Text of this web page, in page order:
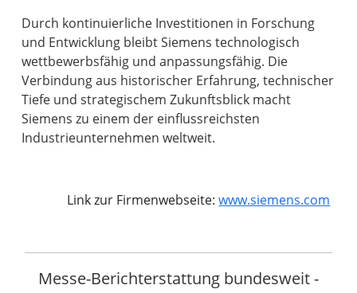
Durch kontinuierliche Investitionen in Forschung
und Entwicklung bleibt Siemens technologisch
wettbewerbsfähig und anpassungsfähig. Die
Verbindung aus historischer Erfahrung, technischer
Tiefe und strategischem Zukunftsblick macht
Siemens zu einem der einflussreichsten
Industrieunternehmen weltweit.
Link zur Firmenwebseite:www.siemens.com
Messe-Berichterstattung bundesweit -